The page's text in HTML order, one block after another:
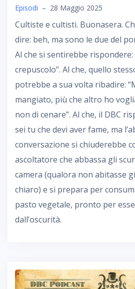
Episodi – 28 Maggio 2025
Cultiste e cultisti. Buonasera.
dire: beh, ma sono le due del
Al che si sentirebbe rispondere:
crepuscolo”. Al che, quello
potrebbe a sua volta ribadire:
mangiato, più che altro ho
non di cenare”. Al che, il DBC
sei tu che devi aver fame, ma
conversazione si chiuderebbe
ascoltatore che abbassa gli
camera (qualora non abitasse
chiaro) e si prepara per
pasto vegetale, pronto per
dall’oscurità.